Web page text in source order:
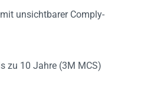
mit unsichtbarer Comply-
zu 10 Jahre (3M MCS)